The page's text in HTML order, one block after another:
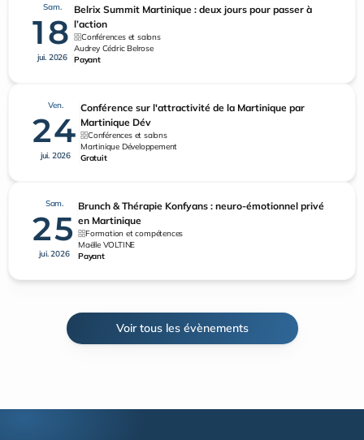
Voir tous les évènements
Sam.
18
jui. 2026
Belrix Summit Martinique : deux jours pour passer à
l’action
Conférences et salons
Audrey Cédric Belrose
Payant
Ven.
24
jui. 2026
Conférence sur l'attractivité de la Martinique par
Martinique Dév
Conférences et salons
Martinique Développement
Gratuit
Sam.
25
jui. 2026
Brunch & Thérapie Konfyans : neuro-émotionnel privé
en Martinique
Formation et compétences
Maëlle VOLTINE
Payant